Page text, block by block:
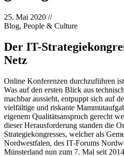
25. Mai 2020 //
Blog, People & Culture
Der IT-
Netz
Online Konferenzen durchzuführen
Was auf den ersten Blick aus
machbar aussieht, entpuppt sich auf
vielfältige und riskante
eigenem Qualitätsanspruch gerecht
dieser Herausforderung standen die
Strategiekongresses, welcher als
Nordwestfalen, des IT-Forums
Münsterland nun zum 7. Mal seit